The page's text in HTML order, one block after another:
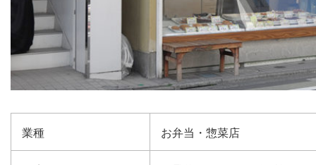
業種 お弁当・惣菜店